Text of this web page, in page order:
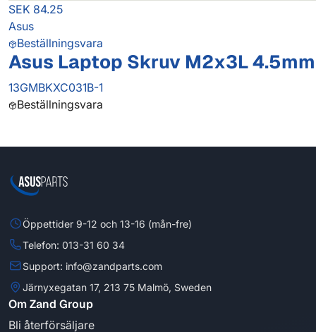
SEK 84.25
Asus
Beställningsvara
Asus Laptop Skruv M2x3L
13GMBKXC031B-1
Beställningsvara
Öppettider 9-12 och 13-16 (mån-fre)
Telefon: 013-31 60 34
Support: info@zandparts.com
Järnyxegatan 17, 213 75 Malmö, Sweden
Om Zand Group
Bli återförsäljare